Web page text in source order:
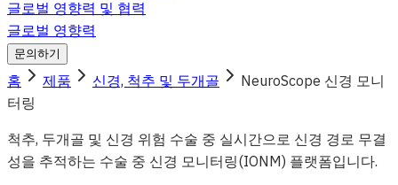
글로벌 영향력 및 협력
글로벌 영향력
문의하기
홈 제품 신경, 척추 및 두개골
NeuroScope 신경 모니
터링
척추, 두개골 및 신경 위험 수술 중 실시간으로 신경 경로 무결
성을 추적하는 수술 중 신경 모니터링(IONM) 플랫폼입니다.